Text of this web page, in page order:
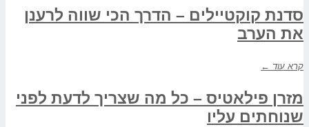
סדנת קוקטיילים – הדרך הכי שווה לרענן
את הערב
קרא עוד ←
מזרן פילאטיס – כל מה שצריך לדעת לפני
שנוחתים עליו